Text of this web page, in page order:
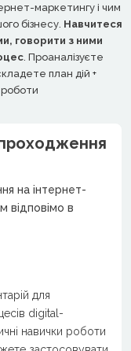
маркетингу і чим
бізнесу. Навчитеся
говорити з ними
. Проаналізуєте
план дій +
роботи
на інтернет-
відповімо в
для
digital-
навички роботи